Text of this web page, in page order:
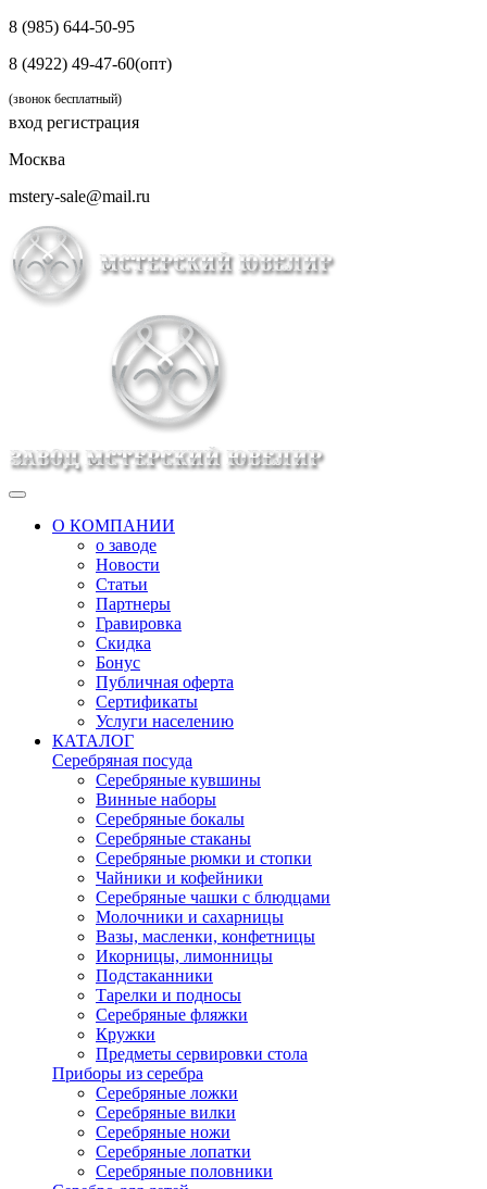
8 (985) 644-50-95
8 (4922) 49-47-60(опт)
(звонок бесплатный)
вход регистрация
Москва
mstery-sale@mail.ru
О КОМПАНИИ
о заводе
Новости
Статьи
Партнеры
Гравировка
Скидка
Бонус
Публичная оферта
Сертификаты
Услуги населению
КАТАЛОГ
Серебряная посуда
Серебряные кувшины
Винные наборы
Серебряные бокалы
Серебряные стаканы
Серебряные рюмки и стопки
Чайники и кофейники
Серебряные чашки с блюдцами
Молочники и сахарницы
Вазы, масленки, конфетницы
Икорницы, лимонницы
Подстаканники
Тарелки и подносы
Серебряные фляжки
Кружки
Предметы сервировки стола
Приборы из серебра
Серебряные ложки
Серебряные вилки
Серебряные ножи
Серебряные лопатки
Серебряные половники